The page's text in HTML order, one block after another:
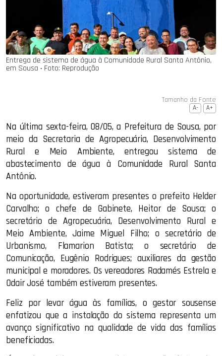
Entrega de sistema de água à Comunidade Rural Santa Antônio,
em Sousa ‧ Foto: Reprodução
Tamanho da Fonte
A- A+
Na última sexta-feira, 08/05, a Prefeitura de Sousa, por
meio da Secretaria de Agropecuária, Desenvolvimento
Rural e Meio Ambiente, entregou sistema de
abastecimento de água à Comunidade Rural Santa
Antônio.
Na oportunidade, estiveram presentes o prefeito Helder
Carvalho; o chefe de Gabinete, Heitor de Sousa; o
secretário de Agropecuária, Desenvolvimento Rural e
Meio Ambiente, Jaime Miguel Filho; o secretário de
Urbanismo, Flamarion Batista; o secretário de
Comunicação, Eugênio Rodrigues; auxiliares da gestão
municipal e moradores. Os vereadores Radamés Estrela e
Odair José também estiveram presentes.
Feliz por levar água às famílias, o gestor sousense
enfatizou que a instalação do sistema representa um
avanço significativo na qualidade de vida das famílias
beneficiadas.